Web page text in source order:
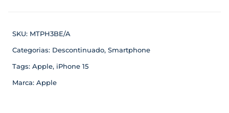
SKU: MTPH3BE/A
Categorias: Descontinuado, Smartphone
Tags: Apple, iPhone 15
Marca: Apple